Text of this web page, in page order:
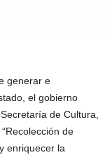
generar e
el gobierno
de Cultura,
de
enriquecer la